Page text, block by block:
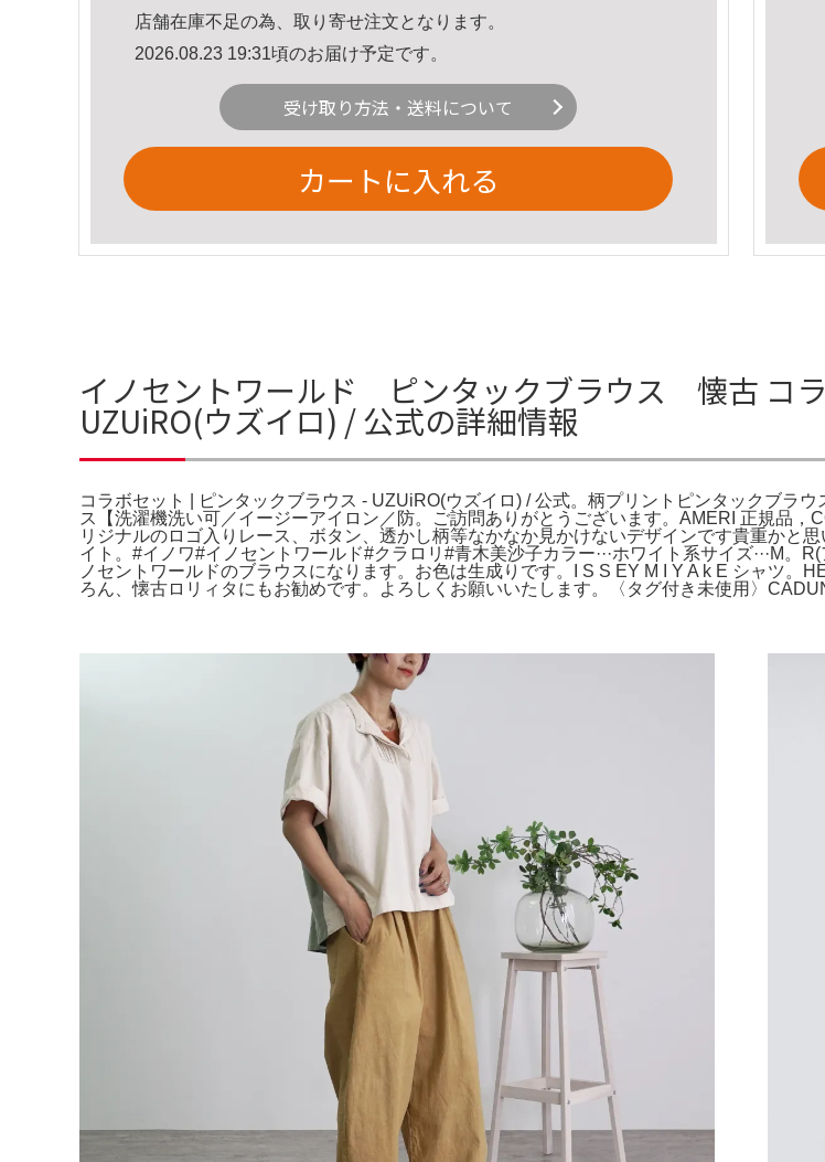
店舗在庫不足の為、取り寄せ注文となります。
2026.08.23 19:31頃のお届け予定です。
受け取り方法・送料について
カートに入れる
イノセントワールド ピンタックブラウス 懐古 コ
UZUiRO(ウズイロ) / 公式の詳細情報
コラボセット | ピンタックブラウス - UZUiRO(ウズイロ) / 公式。柄プリントピンタックブラ
ス【洗濯機洗い可／イージーアイロン／防。ご訪問ありがとうございます。AMERI 正規品
リジナルのロゴ入りレース、ボタン、透かし柄等なかなか見かけないデザインです貴重かと
イト。#イノワ#イノセントワールド#クラロリ#青木美沙子カラー···ホワイト系サイズ···M
ノセントワールドのブラウスになります。お色は生成りです。I S S EY M I Y A k E シャツ。
ろん、懐古ロリィタにもお勧めです。よろしくお願いいたします。〈タグ付き未使用〉